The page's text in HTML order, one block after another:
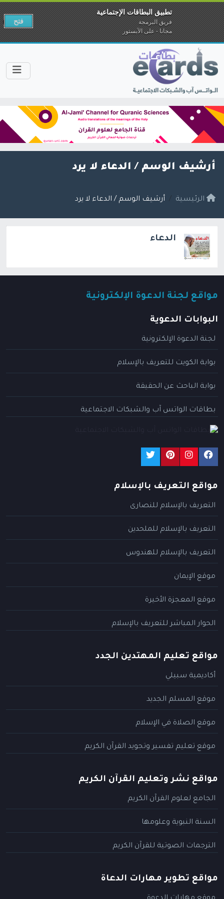
أرشيف الوسم / الدعاء لا يرد
الرئيسية أرشيف الوسم / الدعاء لا يرد
الدعاء
مواقع لجنة الدعوة الإلكترونية
البوابات الدعوية
لجنة الدعوة الإلكترونية
بوابة الكويت للتعريف بالإسلام
بوابة الباحث عن الحقيقة
بطاقات الواتس آب والشبكات الاجتماعية
مواقع التعريف بالإسلام
التعريف بالإسلام للنصارى
التعريف بالإسلام للملحدين
التعريف بالإسلام للهندوس
موقع الإيمان
موقع المعجزة الأخيرة
الحوار المباشر للتعريف بالإسلام
مواقع تعليم المهتدين الجدد
أكاديمية سبيلي
موقع المسلم الجديد
موقع الصلاة في الإسلام
موقع تعليم تفسير وتجويد القرآن الكريم
مواقع نشر وتعليم القرآن الكريم
الجامع لعلوم القرآن الكريم
السنة النبوية وعلومها
الترجمات الصوتية للقرآن الكريم
مواقع تطوير مهارات الدعاة
تطبيق البطاقات الإجتماعية
فريق البرمجة
مجانا - على الآبستور
فتح